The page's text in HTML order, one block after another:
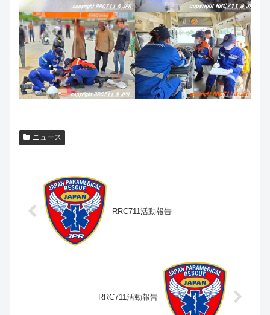
ニュース
RRC711活動報告
RRC711活動報告